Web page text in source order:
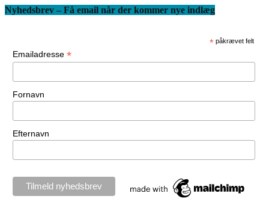
Nyhedsbrev – Få email når der kommer nye indlæg
* påkrævet felt
Emailadresse *
Fornavn
Efternavn